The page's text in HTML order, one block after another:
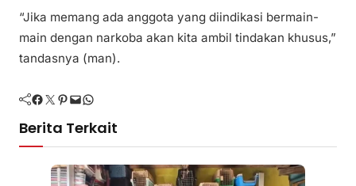
“Jika memang ada anggota yang diindikasi bermain-
main dengan narkoba akan kita ambil tindakan khusus,”
tandasnya (man).
Facebook Twitter Pinterest Mail WhatsApp
Berita Terkait